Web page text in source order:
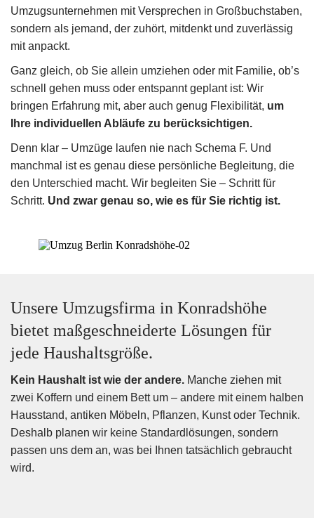
Umzugsunternehmen mit Versprechen in Großbuchstaben,
sondern als jemand, der zuhört, mitdenkt und zuverlässig
mit anpackt.
Ganz gleich, ob Sie allein umziehen oder mit Familie, ob’s
schnell gehen muss oder entspannt geplant ist: Wir
bringen Erfahrung mit, aber auch genug Flexibilität, um
Ihre individuellen Abläufe zu berücksichtigen.
Denn klar – Umzüge laufen nie nach Schema F. Und
manchmal ist es genau diese persönliche Begleitung, die
den Unterschied macht. Wir begleiten Sie – Schritt für
Schritt. Und zwar genau so, wie es für Sie richtig ist.
Unsere Umzugsfirma in Konradshöhe
bietet maßgeschneiderte Lösungen für
jede Haushaltsgröße.
Kein Haushalt ist wie der andere. Manche ziehen mit
zwei Koffern und einem Bett um – andere mit einem halben
Hausstand, antiken Möbeln, Pflanzen, Kunst oder Technik.
Deshalb planen wir keine Standardlösungen, sondern
passen uns dem an, was bei Ihnen tatsächlich gebraucht
wird.
65, 13156
Mo–So: 8:00–
22:00 Uhr